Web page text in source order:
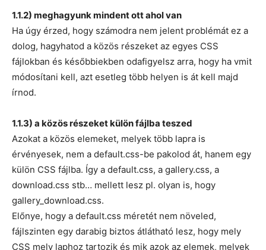
1.1.2) meghagyunk mindent ott ahol van
Ha úgy érzed, hogy számodra nem jelent problémát ez a
dolog, hagyhatod a közös részeket az egyes CSS
fájlokban és későbbiekben odafigyelsz arra, hogy ha vmit
módosítani kell, azt esetleg több helyen is át kell majd
írnod.
1.1.3) a közös részeket külön fájlba teszed
Azokat a közös elemeket, melyek több lapra is
érvényesek, nem a default.css-be pakolod át, hanem egy
külön CSS fájlba. Így a default.css, a gallery.css, a
download.css stb… mellett lesz pl. olyan is, hogy
gallery_download.css.
Előnye, hogy a default.css méretét nem növeled,
fájlszinten egy darabig biztos átlátható lesz, hogy mely
CSS mely laphoz tartozik és mik azok az elemek, melyek